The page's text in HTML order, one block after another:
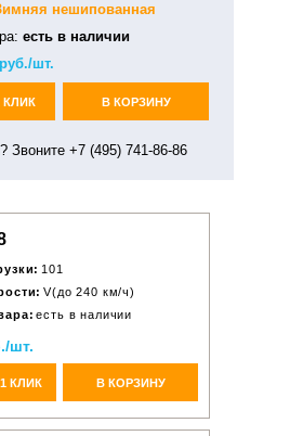
нешипованная
есть в наличии
руб./шт.
КЛИК В КОРЗИНУ
Звоните +7 (495) 741-86-86
101
V(до 240 км/ч)
есть в наличии
шт.
КЛИК В КОРЗИНУ